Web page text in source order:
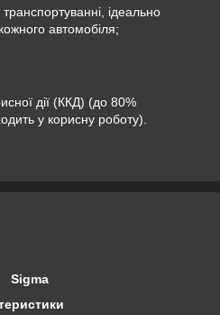
ідеально
автомобіля;
дії (ККД) (до 80%
у корисну роботу).
Sigma